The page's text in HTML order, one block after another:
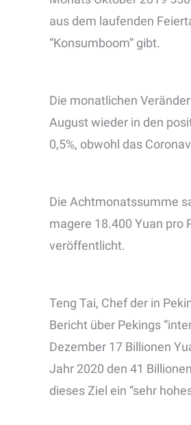
aus dem laufenden
“Konsumboom” gibt.
Die monatlichen
August wieder in den
0,5%, obwohl das
Die Achtmonatssumme
magere 18.400 Yuan pro
veröffentlicht.
Teng Tai, Chef der in
Bericht über Pekings
Dezember 17 Billionen
Jahr 2020 den 41
dieses Ziel ein “sehr